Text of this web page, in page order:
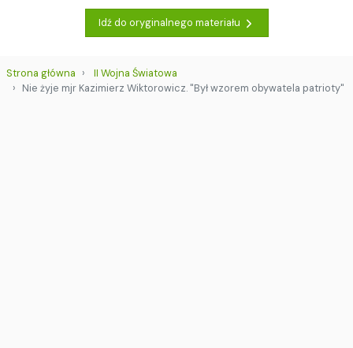
Idź do oryginalnego materiału
Strona główna
II Wojna Światowa
Nie żyje mjr Kazimierz Wiktorowicz. "Był wzorem obywatela patrioty"